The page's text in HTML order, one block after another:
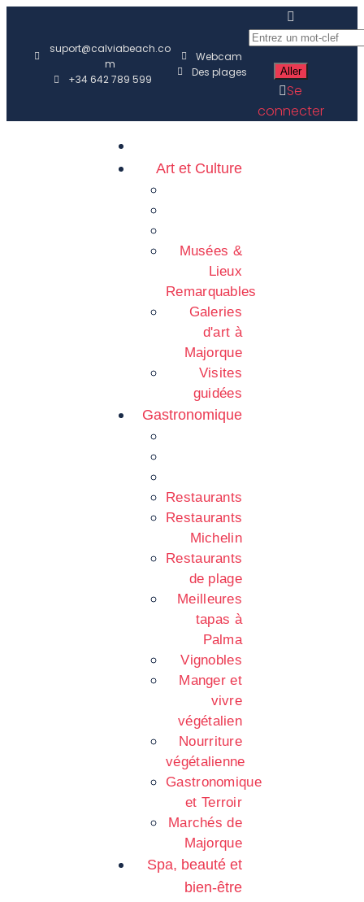
suport@calviabeach.co
m
+34 642 789 599
Webcam
Des plages
Se
connecter
Art et Culture
Musées &
Lieux
Remarquables
Galeries
d'art à
Majorque
Visites
guidées
Gastronomique
Restaurants
Restaurants
Michelin
Restaurants
de plage
Meilleures
tapas à
Palma
Vignobles
Manger et
vivre
végétalien
Nourriture
végétalienne
Gastronomique
et Terroir
Marchés de
Majorque
Spa, beauté et
bien-être